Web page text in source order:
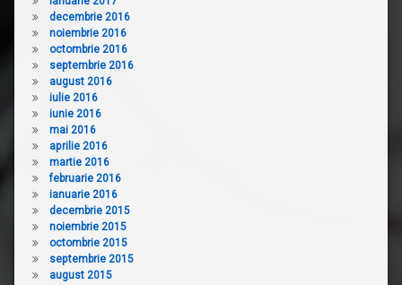
decembrie 2016
noiembrie 2016
octombrie 2016
septembrie 2016
august 2016
iulie 2016
iunie 2016
mai 2016
aprilie 2016
martie 2016
februarie 2016
ianuarie 2016
decembrie 2015
noiembrie 2015
octombrie 2015
septembrie 2015
august 2015